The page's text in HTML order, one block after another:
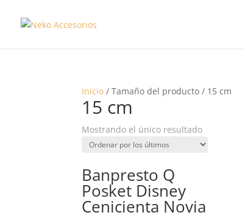
Inicio / Tamaño del producto / 15 cm
15 cm
Mostrando el único resultado
Banpresto Q
Posket Disney
Cenicienta Novia